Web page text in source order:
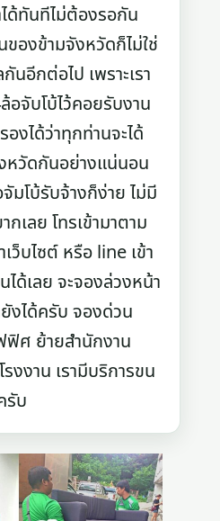
ด้ทันทีไม่ต้องรอกัน
องข้ามจังหวัดก็ไม่ใช่
อีกต่อไป เพราะเรา
อจับโบ้ไว้คอยรับงาน
งได้ว่าทุกท่านจะได้
หวัดกันอย่างแน่นอน
มโบ้รับจ้างก็ง่าย ไม่มี
เลย โทรเข้ามาตาม
ว็บไซต์ หรือ line เข้า
ได้เลย จะจองล่วงหน้า
งได้ครับ จองด่วน
ฟิศ ย้ายสำนักงาน
งงาน เรามีบริการขน
รับ